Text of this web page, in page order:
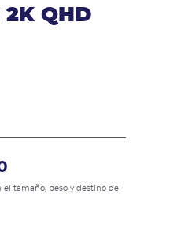
2K QHD
tamaño, peso y destino del